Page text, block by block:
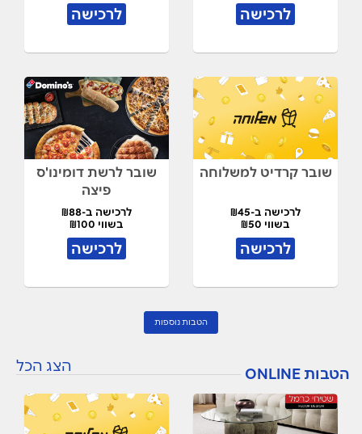
לרכישה לרכישה
שובר קרדיט למשלוחה
לרכישה ב-₪45
בשווי ₪50
לרכישה
שובר לרשת דומינו'ס
פיצה
לרכישה ב-₪88
בשווי ₪100
לרכישה
הטבות נוספות
הטבות ONLINE הצג הכל